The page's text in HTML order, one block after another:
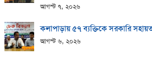
আগস্ট ৭, ২০২৬
কলাপাড়ায় ​৫৭ ব্যক্তিকে সরকারি
আগস্ট ৬, ২০২৬